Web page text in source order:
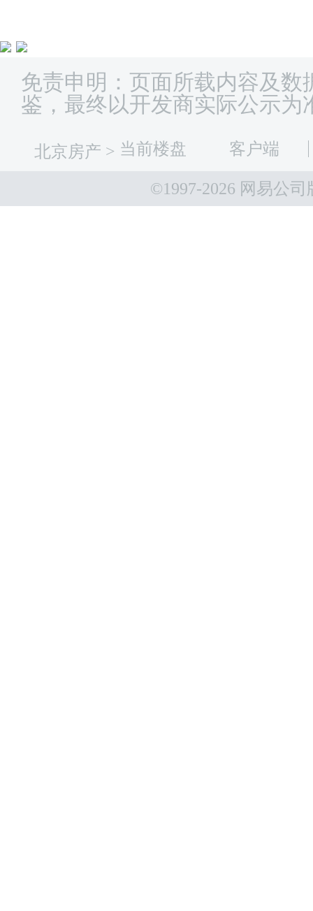
免责申明：页面所载内容及数
鉴，最终以开发商实际公示为
北京房产 > 当前楼盘 客户端
©1997-2026 网易公